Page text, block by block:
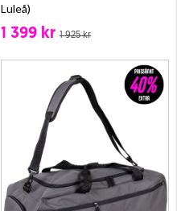
Luleå)
1 399 kr 1 925 kr